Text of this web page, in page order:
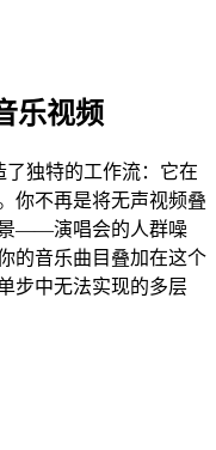
乐视频
了独特的工作流：它在
你不再是将无声视频叠
——演唱会的人群噪
的音乐曲目叠加在这个
步中无法实现的多层